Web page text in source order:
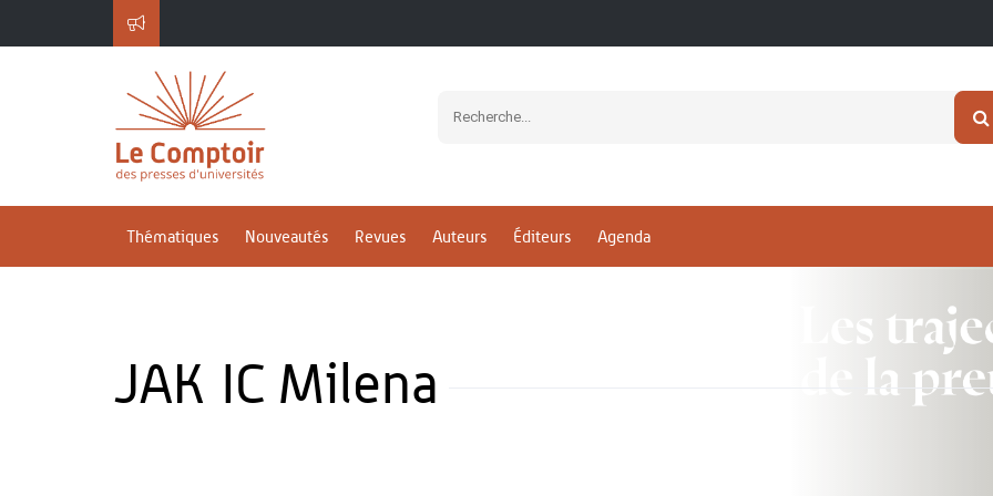
Thématiques Nouveautés Revues Auteurs Éditeurs Agenda
JAKŠIC Milena